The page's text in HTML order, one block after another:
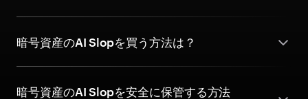
暗号資産のAI Slopを買う方法は？
暗号資産のAI Slopを安全に保管する方法